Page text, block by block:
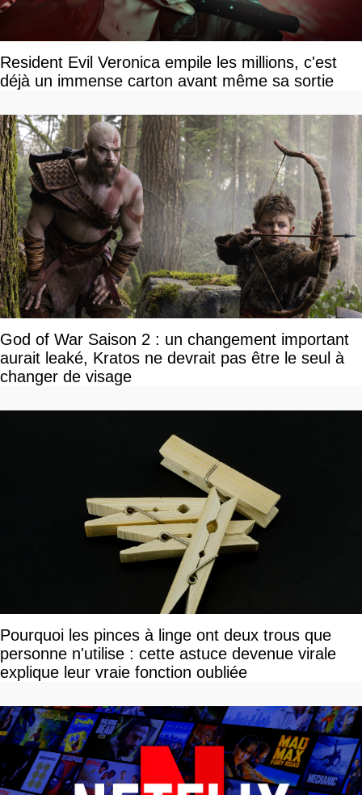
Resident Evil Veronica empile les millions, c'est
déjà un immense carton avant même sa sortie
God of War Saison 2 : un changement important
aurait leaké, Kratos ne devrait pas être le seul à
changer de visage
Pourquoi les pinces à linge ont deux trous que
personne n'utilise : cette astuce devenue virale
explique leur vraie fonction oubliée